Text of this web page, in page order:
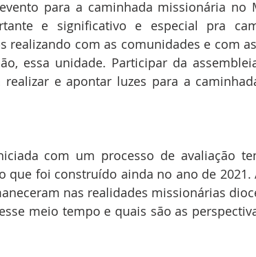
para a caminhada missionária no
e significativo e especial pra
realizando com as comunidades e com
essa unidade. Participar da
e apontar luzes para a
com um processo de avaliação
que foi construído ainda no ano de 2021.
nas realidades missionárias
meio tempo e quais são as